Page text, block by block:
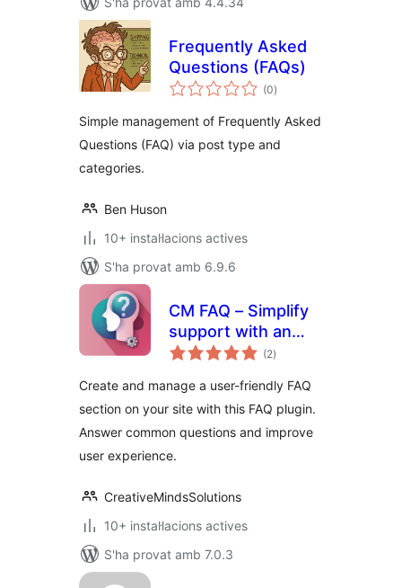
Frequently Asked
Questions (FAQs)
(0puntuacions
totals
)
Simple management of Frequently Asked
Questions (FAQ) via post type and
categories.
Ben Huson
10+ instal·lacions actives
S'ha provat amb 6.9.6
CM FAQ – Simplify
support with an
intuitive FAQ(2puntuacions
totals
)
Create and manage a user-friendly FAQ
section on your site with this FAQ plugin.
Answer common questions and improve
user experience.
CreativeMindsSolutions
10+ instal·lacions actives
S'ha provat amb 7.0.3